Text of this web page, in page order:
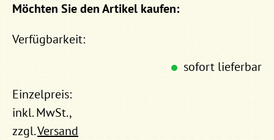
Möchten Sie den Artikel kaufen:
Verfügbarkeit:
sofort lieferbar
Einzelpreis:
inkl. MwSt.,
zzgl.Versand